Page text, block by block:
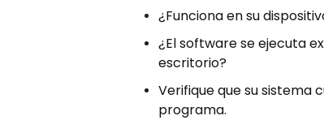
¿Funciona en su
¿El software se ejecuta
escritorio?
Verifique que su sistema
programa.